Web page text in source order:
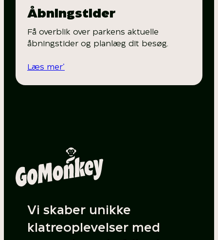
Åbningstider
Få overblik over parkens aktuelle
åbningstider og planlæg dit besøg.
Læs mer’
Vi skaber unikke
klatreoplevelser med